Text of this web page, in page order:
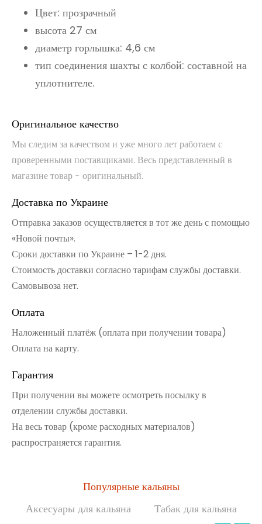
Цвет: прозрачный
высота 27 см
диаметр горлышка: 4,6 см
тип соединения шахты с колбой: составной на
уплотнителе.
Оригинальное качество
Мы следим за качеством и уже много лет работаем с
проверенными поставщиками. Весь представленный в
магазине товар - оригинальный.
Доставка по Украине
Отправка заказов осуществляется в тот же день с помощью
«Новой почты».
Сроки доставки по Украине – 1-2 дня.
Стоимость доставки согласно тарифам службы доставки.
Самовывоза нет.
Оплата
Наложенный платёж (оплата при получении товара)
Оплата на карту.
Гарантия
При получении вы можете осмотреть посылку в
отделении службы доставки.
На весь товар (кроме расходных материалов)
распространяется гарантия.
Популярные кальяны
Аксесуары для кальяна
Табак для кальяна